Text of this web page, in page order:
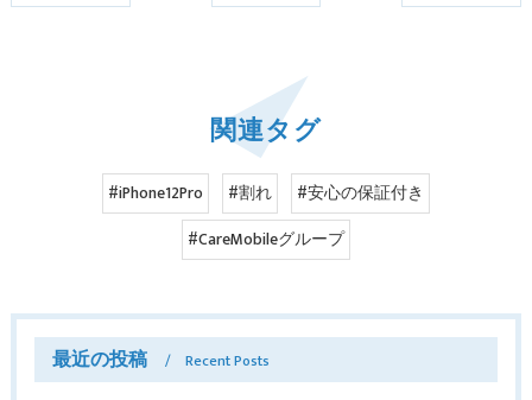
関連タグ
#iPhone12Pro #割れ
#安心の保証付き
#CareMobileグループ
最近の投稿 Recent Posts